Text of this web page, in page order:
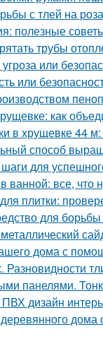
с тлей на
полезные
трубы
или
или
как
в хрущевке 44 м:
способ
для
ванной: все, что
плитки:
для
дома с
панелями.
ПВХ дизайн